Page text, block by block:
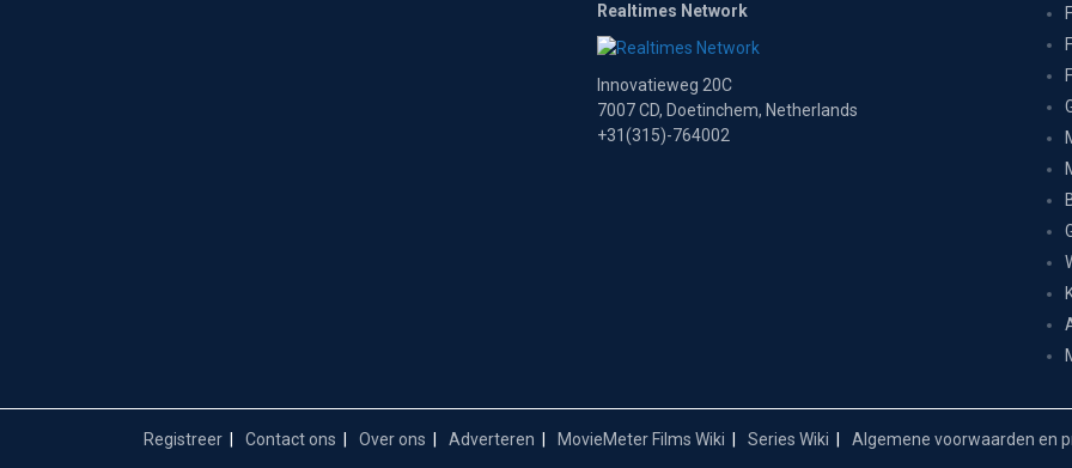
Realtimes Network
Innovatieweg 20C
7007 CD, Doetinchem, Netherlands
+31(315)-764002
Registreer Contact ons Over ons Adverteren MovieMeter Films Wiki Series Wiki Algemene voorwaarden en